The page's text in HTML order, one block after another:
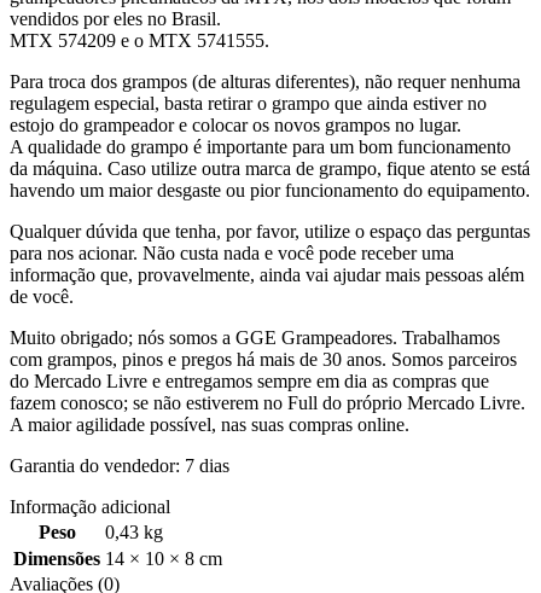
vendidos por eles no Brasil.
MTX 574209 e o MTX 5741555.
Para troca dos grampos (de alturas diferentes), não requer nenhuma
regulagem especial, basta retirar o grampo que ainda estiver no
estojo do grampeador e colocar os novos grampos no lugar.
A qualidade do grampo é importante para um bom funcionamento
da máquina. Caso utilize outra marca de grampo, fique atento se está
havendo um maior desgaste ou pior funcionamento do equipamento.
Qualquer dúvida que tenha, por favor, utilize o espaço das perguntas
para nos acionar. Não custa nada e você pode receber uma
informação que, provavelmente, ainda vai ajudar mais pessoas além
de você.
Muito obrigado; nós somos a GGE Grampeadores. Trabalhamos
com grampos, pinos e pregos há mais de 30 anos. Somos parceiros
do Mercado Livre e entregamos sempre em dia as compras que
fazem conosco; se não estiverem no Full do próprio Mercado Livre.
A maior agilidade possível, nas suas compras online.
Garantia do vendedor: 7 dias
Informação adicional
Peso
0,43 kg
Dimensões 14 × 10 × 8 cm
Avaliações (0)